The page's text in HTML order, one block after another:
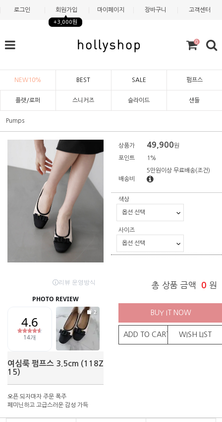
로그인 회원가입
+3,000원
마이페이지 장바구니 고객센터
0
NEW10% BEST SALE 펌프스
플랫/로퍼 스니커즈 슬라이드 샌들
Pumps
여심룩 펌프스 3.5cm (118Z
15)
오픈 되자마자 주문 폭주
페미닌하고 고급스러운 감성 가득
상품가 49,900원
포인트 1%
배송비
5만원이상 무료배송(조건)
색상
사이즈
총 상품 금액 0 원
BUY IT NOW
ADD TO CART WISH LIST